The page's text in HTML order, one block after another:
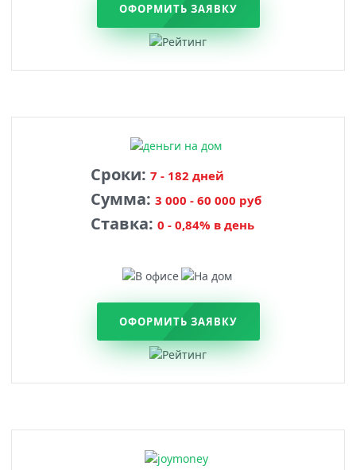
ОФОРМИТЬ ЗАЯВКУ
Сроки: 7 - 182 дней
Сумма: 3 000 - 60 000 руб
Ставка: 0 - 0,84% в день
ОФОРМИТЬ ЗАЯВКУ